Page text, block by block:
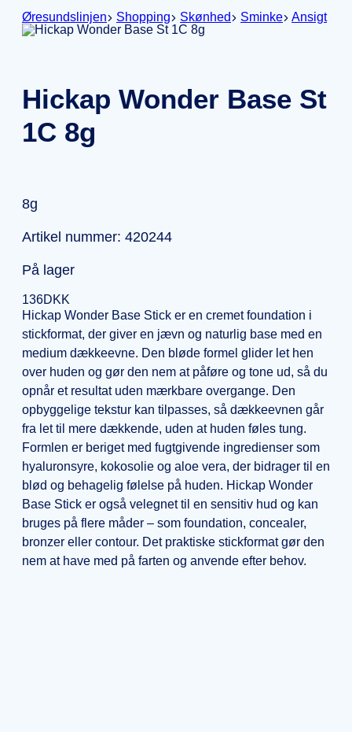
Øresundslinjen
Shopping Skønhed Sminke Ansigt
Hickap Wonder Base St
1C 8g
8g
Artikel nummer: 420244
På lager
136DKK
Hickap Wonder Base Stick er en cremet foundation i
stickformat, der giver en jævn og naturlig base med en
medium dækkeevne. Den bløde formel glider let hen
over huden og gør den nem at påføre og tone ud, så du
opnår et resultat uden mærkbare overgange. Den
opbyggelige tekstur kan tilpasses, så dækkeevnen går
fra let til mere dækkende, uden at huden føles tung.
Formlen er beriget med fugtgivende ingredienser som
hyaluronsyre, kokosolie og aloe vera, der bidrager til en
blød og behagelig følelse på huden. Hickap Wonder
Base Stick er også velegnet til en sensitiv hud og kan
bruges på flere måder – som foundation, concealer,
bronzer eller contour. Det praktiske stickformat gør den
nem at have med på farten og anvende efter behov.